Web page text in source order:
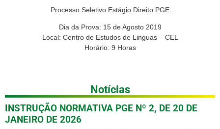
Processo Seletivo Estágio Direito PGE
Dia da Prova: 15 de Agosto 2019
Local: Centro de Estudos de Linguas – CEL
Horário: 9 Horas
Notícias
INSTRUÇÃO NORMATIVA PGE Nº 2, DE 20 DE
JANEIRO DE 2026